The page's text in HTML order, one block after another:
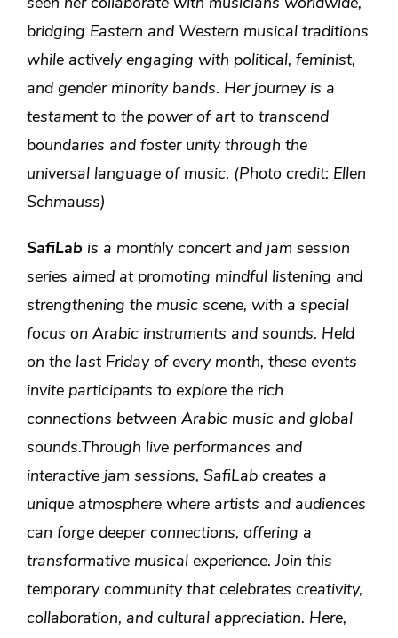
seen her collaborate with musicians worldwide,
bridging Eastern and Western musical traditions
while actively engaging with political, feminist,
and gender minority bands. Her journey is a
testament to the power of art to transcend
boundaries and foster unity through the
universal language of music. (Photo credit: Ellen
Schmauss)
SafiLab is a monthly concert and jam session
series aimed at promoting mindful listening and
strengthening the music scene, with a special
focus on Arabic instruments and sounds. Held
on the last Friday of every month, these events
invite participants to explore the rich
connections between Arabic music and global
sounds.Through live performances and
interactive jam sessions, SafiLab creates a
unique atmosphere where artists and audiences
can forge deeper connections, offering a
transformative musical experience. Join this
temporary community that celebrates creativity,
collaboration, and cultural appreciation. Here,